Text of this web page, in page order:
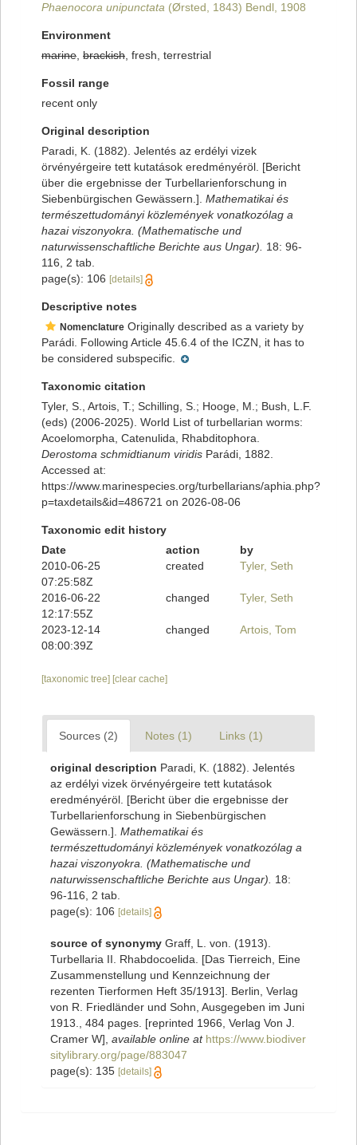
Phaenocora unipunctata (Ørsted, 1843) Bendl, 1908
Environment
marine brackish , fresh, terrestrial
Fossil range
recent only
Original description
Paradi, K. (1882). Jelentés az erdélyi vizek
örvényérgeire tett kutatások eredményéröl. [Bericht
über die ergebnisse der Turbellarienforschung in
Siebenbürgischen Gewässern.]. Mathematikai és
természettudományi közlemények vonatkozólag a
hazai viszonyokra. (Mathematische und
naturwissenschaftliche Berichte aus Ungar).
18: 96-
116, 2 tab.
page(s): 106 [details]
Descriptive notes
Nomenclature Originally described as a variety by
Parádi. Following Article 45.6.4 of the ICZN, it has to
be considered subspecific.
Taxonomic citation
Tyler, S., Artois, T.; Schilling, S.; Hooge, M.; Bush, L.F.
(eds) (2006-2025). World List of turbellarian worms:
Acoelomorpha, Catenulida, Rhabditophora.
Derostoma schmidtianum viridis Parádi, 1882.
Accessed at:
https://www.marinespecies.org/turbellarians/aphia.php?
p=taxdetails&id=486721 on 2026-08-06
Taxonomic edit history
Date
action
by
2010-06-25
07:25:58Z
created Tyler, Seth
2016-06-22
12:17:55Z
changed Tyler, Seth
2023-12-14
08:00:39Z
changed Artois, Tom
[taxonomic tree] [clear cache]
Sources (2) Notes (1) Links (1)
original description Paradi, K. (1882). Jelentés
az erdélyi vizek örvényérgeire tett kutatások
eredményéröl. [Bericht über die ergebnisse der
Turbellarienforschung in Siebenbürgischen
Gewässern.]. Mathematikai és
természettudományi közlemények vonatkozólag a
hazai viszonyokra. (Mathematische und
naturwissenschaftliche Berichte aus Ungar).
18:
96-116, 2 tab.
page(s): 106 [details]
source of synonymy Graff, L. von. (1913).
Turbellaria II. Rhabdocoelida. [Das Tierreich, Eine
Zusammenstellung und Kennzeichnung der
rezenten Tierformen Heft 35/1913]. Berlin, Verlag
von R. Friedländer und Sohn, Ausgegeben im Juni
1913., 484 pages. [reprinted 1966, Verlag Von J.
Cramer W] available online at https://www.biodiver
sitylibrary.org/page/883047
page(s): 135 [details]